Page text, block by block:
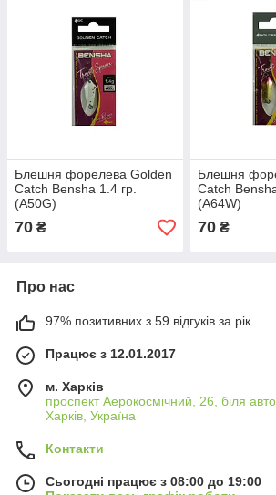
Блешня форелева Golden
Catch Bensha 1.4 гр.
(A50G)
70 ₴
Блешня
Catch
(A64W)
70₴
Про нас
97% позитивних з 59 відгуків за рік
Працює з 12.01.2017
м. Харків
проспект Аерокосмічний, 26, біля
Харків, Україна
Контакти
Сьогодні працює з 08:00 до 19:00